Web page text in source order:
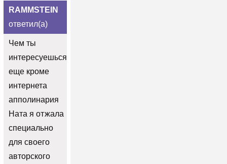
RAMMSTEIN
ответил(а)
Чем ты
интересуешься
еще кроме
интернета
апполинария
Ната я отжала
специально
для своего
авторского